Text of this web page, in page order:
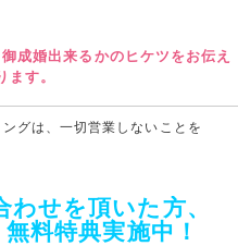
成婚出来るかのヒケツをお伝え
ます。
グは、一切営業しないことを
せを頂いた方、
無料特典実施中！